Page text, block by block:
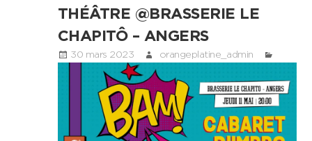
THÉÂTRE @BRASSERIE LE
CHAPITÔ – ANGERS
30 mars 2023 orangeplatine_admin